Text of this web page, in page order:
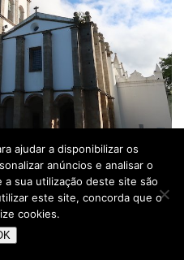
– Alentejo – Portugal ©
de vinho: podem visitar
ajudar a disponibilizar os
anúncios e analisar o
sua utilização deste site são
este site, concorda que o
cookies.